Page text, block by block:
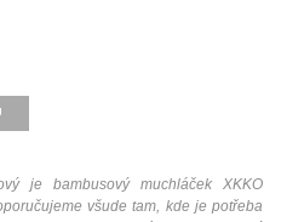
je bambusový muchláček XKKO
všude tam, kde je potřeba